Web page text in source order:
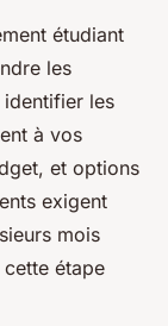
étudiant
les
les
à vos
et options
exigent
mois
étape